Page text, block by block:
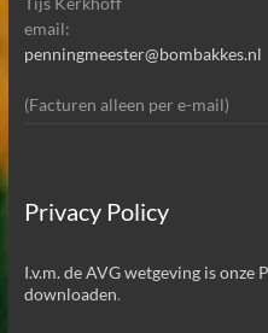
email:
penningmeester@bombakkes.nl
(Facturen alleen per e-mail)
Privacy Policy
I.v.m. de AVG wetgeving is
downloaden.